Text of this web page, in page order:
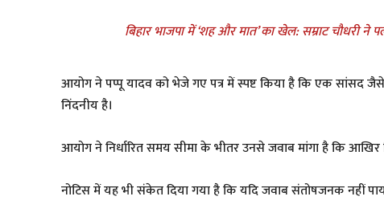
बिहार भाजपा में ‘शह और मात’ का खेल: सम्राट चौधरी ने
​आयोग ने पप्पू यादव को भेजे गए पत्र में स्पष्ट किया है कि एक सांसद जैसे
निंदनीय है।
आयोग ने निर्धारित समय सीमा के भीतर उनसे जवाब मांगा है कि
नोटिस में यह भी संकेत दिया गया है कि यदि जवाब संतोषजनक नहीं